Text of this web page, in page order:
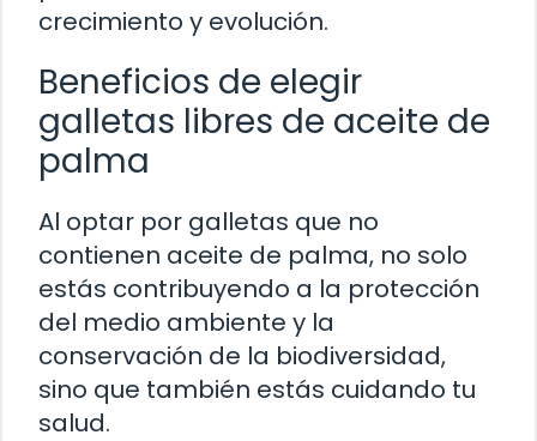
crecimiento y evolución.
Beneficios de elegir
galletas libres de aceite de
palma
Al optar por galletas que no
contienen aceite de palma, no solo
estás contribuyendo a la protección
del medio ambiente y la
conservación de la biodiversidad,
sino que también estás cuidando tu
salud.